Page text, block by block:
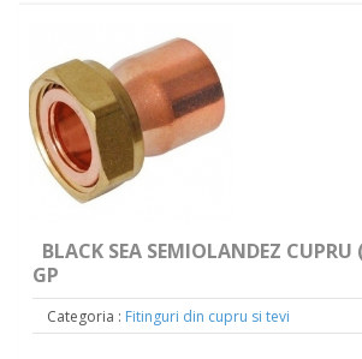
BLACK SEA SEMIOLANDEZ
GP
Categoria : Fitinguri din cupru si tevi